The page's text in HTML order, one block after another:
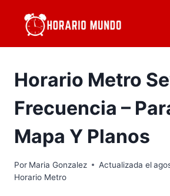
contenido
Horario Metro
Frecuencia –
Mapa Y Planos
Por Maria Gonzalez Actualizada el
Horario Metro